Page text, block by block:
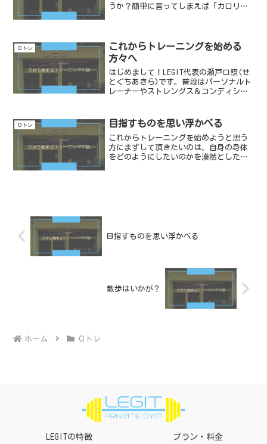
うか？簡単に言ってしまえば「カロリー
至極簡単です。摂取＜消費...
０トレ
これからトレーニングを始める
方々へ
はじめまして！LEGIT代表の瀬戸口照(せ
とぐちあきら)です。普段はパーソナルト
レーナーやストレングス＆コンディショ
の話」として、トレーニングに関する内
容を分かりやす...
０トレ 目指すものを思い浮かべる
これからトレーニングを始めようと思う
方にまずして頂きたいのは、自身の身体
をどのようにしたいのかを漠然としたも
目指すものを思い浮かべる
散歩はいかが？
ホーム ０トレ
LEGITの特徴 プラン・料金